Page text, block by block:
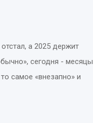
а 2025 держит
сегодня - месяцы
самое «внезапно» и